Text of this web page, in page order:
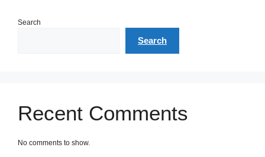
Search
Search
Recent Comments
No comments to show.